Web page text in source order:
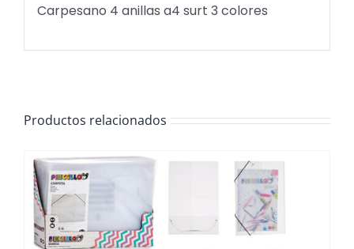
Carpesano 4 anillas a4 surt 3 colores
Productos relacionados